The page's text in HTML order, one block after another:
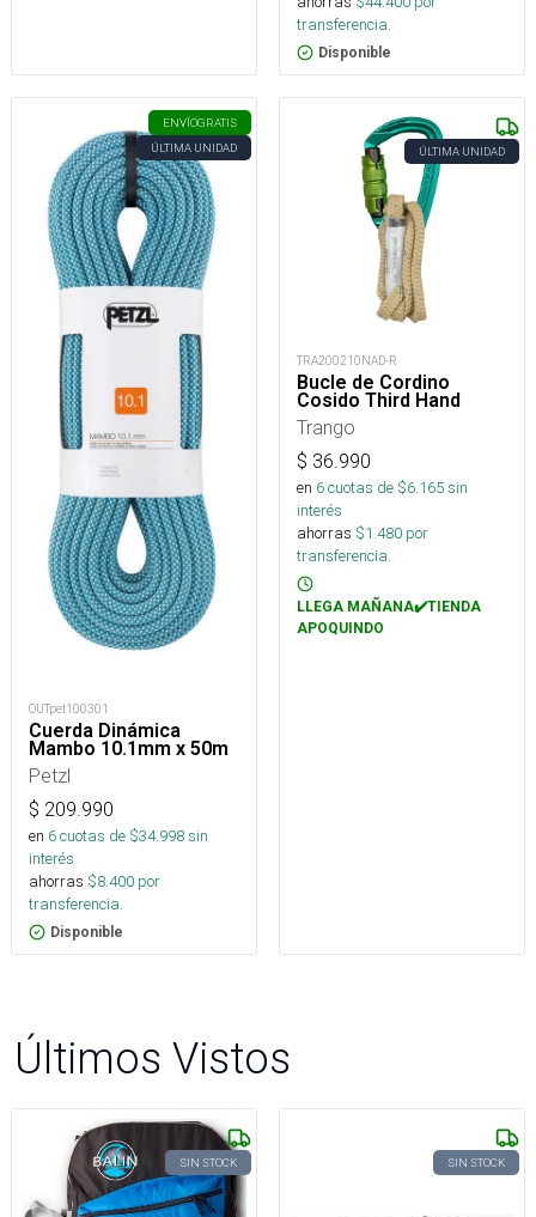
transferencia.
Disponible
ENVÍOGRATIS
ÚLTIMA UNIDAD
OUTpet100301
Cuerda Dinámica
Mambo 10.1mm x 50m
Petzl
$ 209.990
en 6cuotas de $34.998sin
interés
ahorras $8.400 por
transferencia.
Disponible
ÚLTIMA UNIDAD
TRA200210NAD-R
Bucle de Cordino
Cosido Third Hand
Trango
$ 36.990
en 6cuotas de $6.165sin
interés
ahorras $1.480 por
transferencia.
LLEGA MAÑANA✔️TIENDA
APOQUINDO
Últimos Vistos
SIN STOCK SIN STOCK